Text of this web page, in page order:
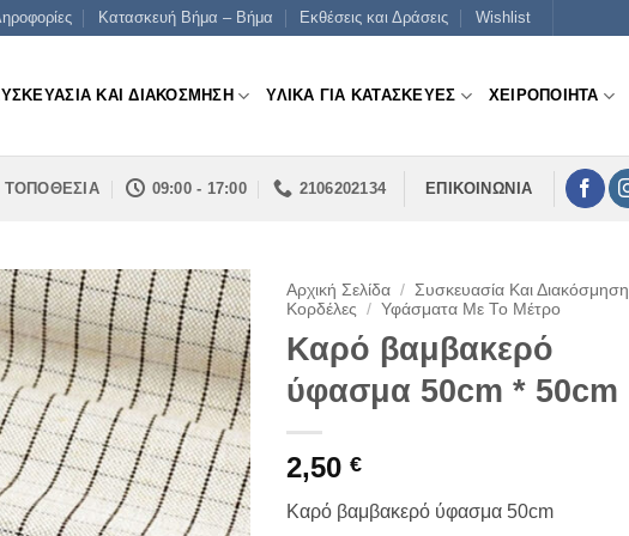
Κατασκευή Βήμα – Βήμα Εκθέσεις και Δράσεις Wishlist
ΚΑΙ ΔΙΑΚΟΣΜΗΣΗ ΥΛΙΚΑ ΓΙΑ ΚΑΤΑΣΚΕΥΕΣ ΧΕΙΡΟΠΟΙΗΤΑ
ΤΟΠΟΘΕΣΙΑ 09:00 - 17:00 2106202134 ΕΠΙΚΟΙΝΩΝΙΑ
Αρχική Σελίδα / Συσκευασία Και Διακόσμηση
Κορδέλες
/ Υφάσματα Με Το Μέτρο
Καρό βαμβακερό
ύφασμα 50cm * 50cm
2,50 €
Καρό βαμβακερό ύφασμα 50cm